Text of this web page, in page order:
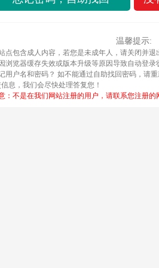
温馨提示:
点包含成人内容，若您是未成年人，请关闭并退
浏览器缓存失效或版本升级等原因导致自动登录
用户名和密码？ 如不能通过自助找回密码，请
息，我们会尽快处理答复您！
：不是在我们网站注册的用户，请联系您注册的